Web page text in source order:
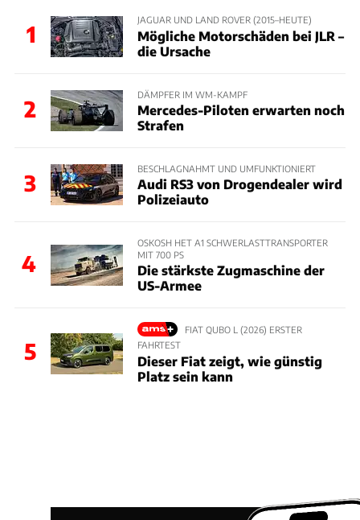
1
JAGUAR UND LAND ROVER (2015–HEUTE)
Mögliche Motorschäden bei JLR –
die Ursache
2
DÄMPFER IM WM-KAMPF
Mercedes-Piloten erwarten noch
Strafen
3
BESCHLAGNAHMT UND UMFUNKTIONIERT
Audi RS3 von Drogendealer wird
Polizeiauto
4
OSKOSH HET A1 SCHWERLASTTRANSPORTER
MIT 700 PS
Die stärkste Zugmaschine der
US-Armee
5
FIAT QUBO L (2026) ERSTER
FAHRTEST
Dieser Fiat zeigt, wie günstig
Platz sein kann